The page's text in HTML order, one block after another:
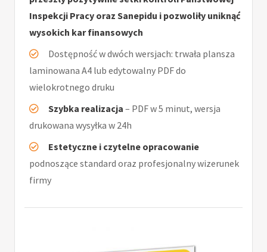
Inspekcji Pracy oraz Sanepidu i pozwoliły uniknąć
wysokich kar finansowych
Dostępność w dwóch wersjach: trwała plansza
laminowana A4 lub edytowalny PDF do
wielokrotnego druku
Szybka realizacja – PDF w 5 minut, wersja
drukowana wysyłka w 24h
Estetyczne i czytelne opracowanie
podnoszące standard oraz profesjonalny wizerunek
firmy